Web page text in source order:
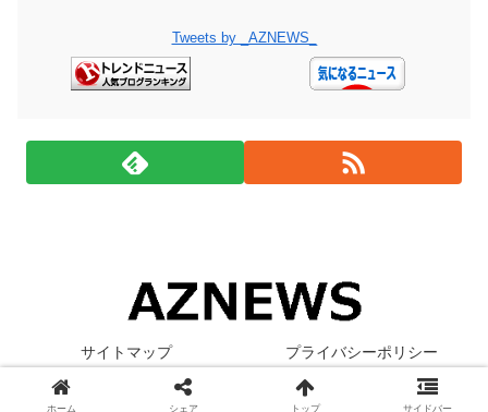
Tweets by _AZNEWS_
サイトマップ プライバシーポリシー
© 2019 AZNEWS - アズニュース.
ホーム シェア トップ サイドバー